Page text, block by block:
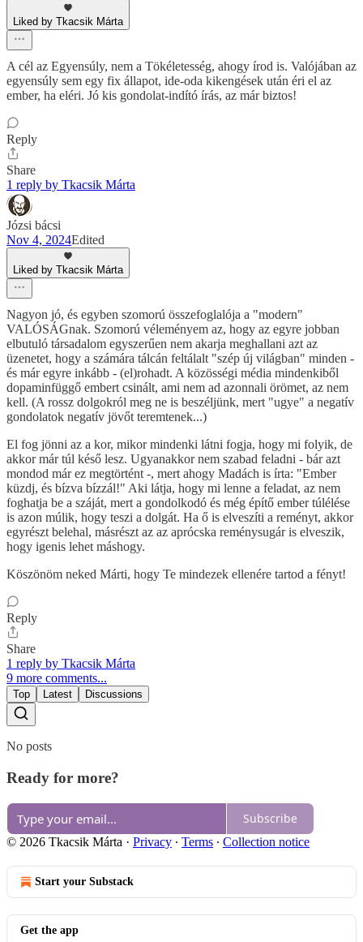
Liked by Tkacsik Márta
A cél az Egyensúly, nem a Tökéletesség, ahogy írod is. Valójában az
egyensúly sem egy fix állapot, ide-oda kikengések után éri el az
ember, ha eléri. Jó kis gondolat-indító írás, az már biztos!
Reply
Share
1 reply by Tkacsik Márta
Józsi bácsi
Nov 4, 2024Edited
Liked by Tkacsik Márta
Nagyon jó, és egyben szomorú összefoglalója a "modern"
VALÓSÁGnak. Szomorú véleményem az, hogy az egyre jobban
elbutuló társadalom egyszerűen nem akarja meghallani azt az
üzenetet, hogy a számára tálcán feltálalt "szép új világban" minden -
és már egyre inkább - (el)rohadt. A közösségi média mindenkiből
dopaminfüggő embert csinált, ami nem ad azonnali örömet, az nem
kell. (A rossz dolgokról meg ne is beszéljünk, mert "ugye" a negatív
gondolatok negatív jövőt teremtenek...)
El fog jönni az a kor, mikor mindenki látni fogja, hogy mi folyik, de
akkor már túl késő lesz. Ugyanakkor nem szabad feladni - bár azt
mondod már ez megtörtént -, mert ahogy Madách is írta: "Ember
küzdj, és bízva bízzál!" Aki látja, hogy mi lenne a feladat, az nem
foghatja be a száját, mert a gondolkodó és még építő ember túlélése
is azon múlik, hogy teszi a dolgát. Ha ő is elveszíti a reményt, akkor
egyrészt belehal, másrészt az az aprócska reménysugár is elveszik,
hogy igenis lehet máshogy.
Köszönöm neked Márti, hogy Te mindezek ellenére tartod a fényt!
Reply
Share
1 reply by Tkacsik Márta
9 more comments...
Top Latest Discussions
No posts
Ready for more?
Subscribe
© 2026 Tkacsik Márta · Privacy ∙ Terms ∙ Collection notice
Start your Substack
Get the app